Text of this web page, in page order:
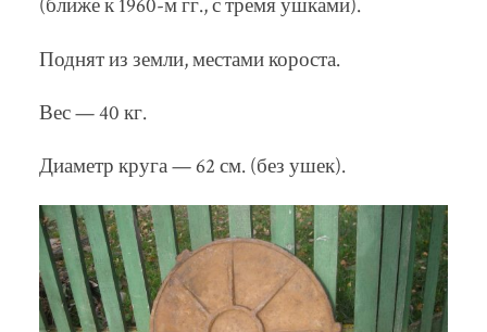
(ближе к 1960-м гг., с тремя ушками).
Поднят из земли, местами короста.
Вес — 40 кг.
Диаметр круга — 62 см. (без ушек).